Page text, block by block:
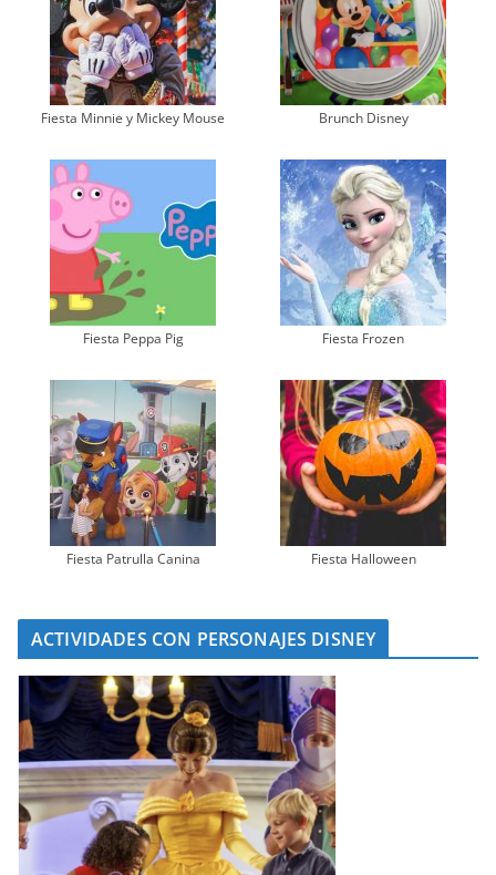
Fiesta Minnie y Mickey Mouse Brunch Disney
Fiesta Peppa Pig Fiesta Frozen
Fiesta Patrulla Canina Fiesta Halloween
ACTIVIDADES CON PERSONAJES DISNEY